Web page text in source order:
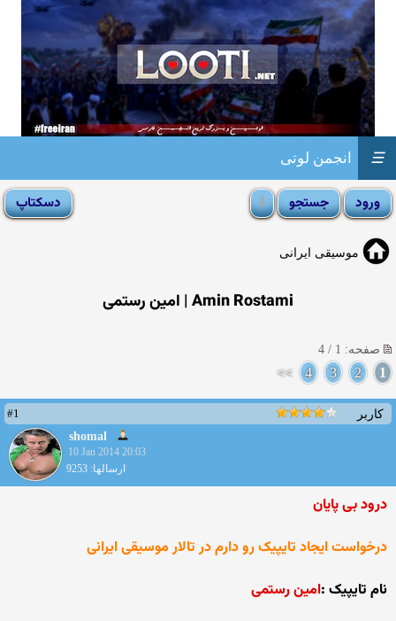
انجمن لوتی ☰
موسیقی ایرانی
Amin Rostami | امین رستمی
صفحه: 1 / 4
1
2
3
4
>>
کاربر
#1
shomal
10 Jan 2014 20:03
ارسالها: 9253
درود بی پایان
درخواست ایجاد تایپیک رو دارم در تالار موسیقی ایرانی
نام تایپیک :امین رستمی